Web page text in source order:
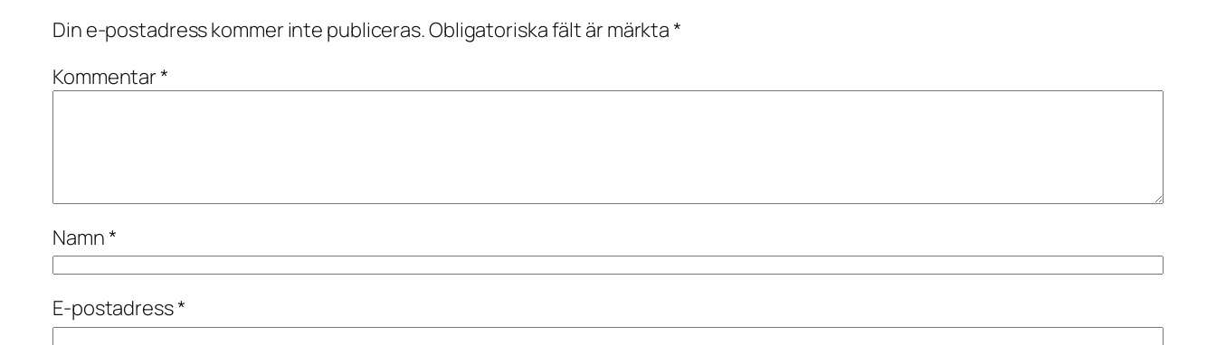
Din e-postadress kommer inte publiceras.Obligatoriska fält är märkta*
Kommentar*
Namn*
E-postadress*